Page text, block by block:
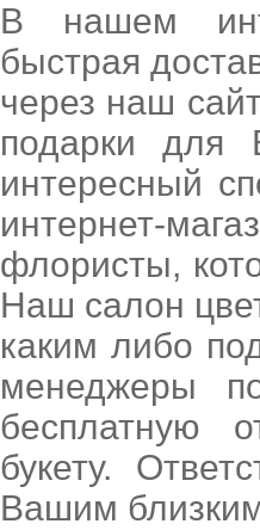
В нашем
быстрая
через наш
подарки для
интересный
интернет-
флористы,
Наш салон
каким либо
менеджеры
бесплатную
букету.
Вашим